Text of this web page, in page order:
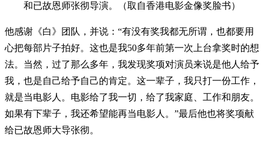
和已故恩师张彻导演。（取自香港电影金像奖脸书）
他感谢《白》团队，并说：“有没有奖我都无所谓，也都要用
心把每部片子拍好。这也是我50多年前第一次上台拿奖时的想
法。当然，过了那么多年，我发现奖项对演员来说是他人给予
我，也是自己给予自己的肯定。这一辈子，我只打一份工作，
就是当电影人。电影给了我一切，给了我家庭、工作和朋友。
如果有下辈子，我还希望能再当电影人。”最后他也将奖项献
给已故恩师大导张彻。